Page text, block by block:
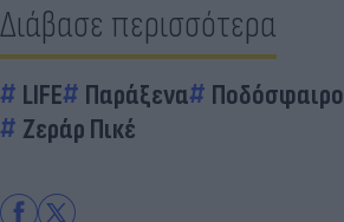
Διάβασε περισσότερα
LIFE Παράξενα Ποδόσφαιρο
Ζεράρ Πικέ